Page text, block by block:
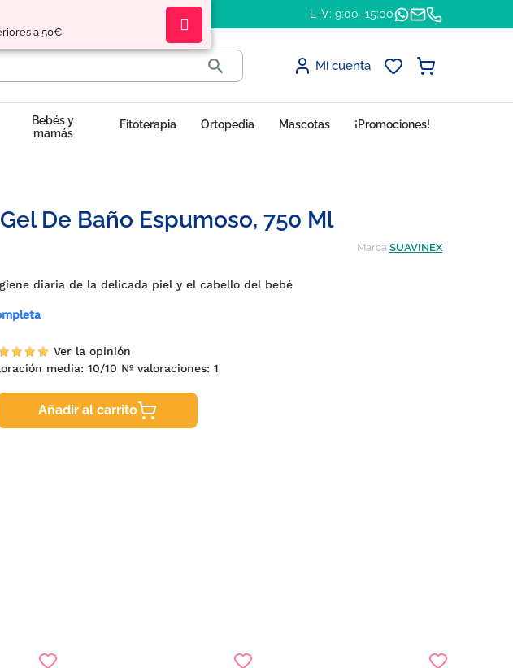
a 50€
L–V: 9:00–15:00
 Mi cuenta
Bebés y
mamás
Fitoterapia Ortopedia Mascotas ¡Promociones!
De Baño Espumoso, 750 Ml
Marca SUAVINEX
diaria de la delicada piel y el cabello del bebé
Ver la opinión
media: 10/10 Nº valoraciones: 1
Añadir al carrito